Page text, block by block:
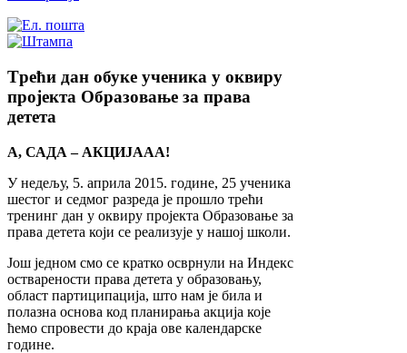
Tрећи дан обуке ученика у оквиру
пројекта Образовање за права
детета
А, САДА – АКЦИЈААА!
У недељу, 5. априла 2015. године, 25 ученика
шестог и седмог разреда је прошло трећи
тренинг дан у оквиру пројекта Образовање за
права детета који се реализује у нашој школи.
Још једном смо се кратко осврнули на Индекс
остварености права детета у образовању,
област партиципација, што нам је била и
полазна основа код планирања акција које
ћемо спровести до краја ове календарске
године.